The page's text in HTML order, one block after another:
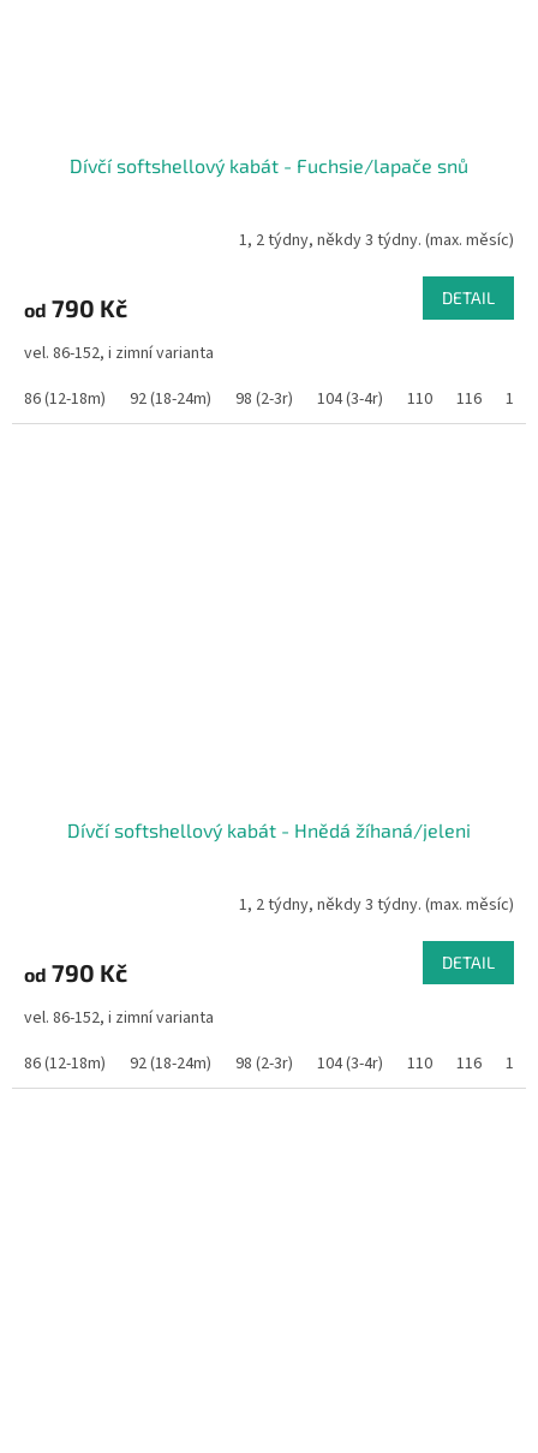
Dívčí softshellový kabát - Fuchsie/lapače snů
1, 2 týdny, někdy 3 týdny. (max. měsíc)
od 790 Kč DETAIL
vel. 86-152, i zimní varianta
86 (12-18m)
92 (18-24m) 98 (2-3r) 104 (3-4r) 110 116 122
Dívčí softshellový kabát - Hnědá žíhaná/jeleni
1, 2 týdny, někdy 3 týdny. (max. měsíc)
od 790 Kč DETAIL
vel. 86-152, i zimní varianta
86 (12-18m)
92 (18-24m) 98 (2-3r) 104 (3-4r) 110 116 122